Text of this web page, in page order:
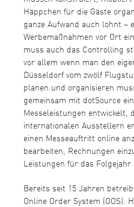
Häppchen für die Gäste
ganze Aufwand auch lohnt –
Werbemaßnahmen vor Ort
muss auch das Controlling
vor allem wenn man den
Düsseldorf vom zwölf
planen und organisieren
gemeinsam mit dotSource
Messeleistungen entwickelt,
internationalen Ausstellern
einen Messeauftritt online
bearbeiten, Rechnungen
Leistungen für das
Bereits seit 15 Jahren
Online Order System (OOS).